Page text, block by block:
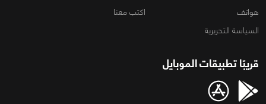
هواتف
اكتب معنا
السياسة التحريرية
قريبًا تطبيقات الموبايل